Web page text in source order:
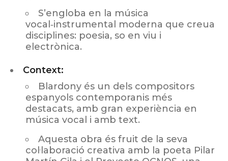
S’engloba en la música
vocal‑instrumental moderna que creua
disciplines: poesia, so en viu i
electrònica.
Context:
Blardony és un dels compositors
espanyols contemporanis més
destacats, amb gran experiència en
música vocal i amb text.
Aquesta obra és fruit de la seva
col·laboració creativa amb la poeta Pilar